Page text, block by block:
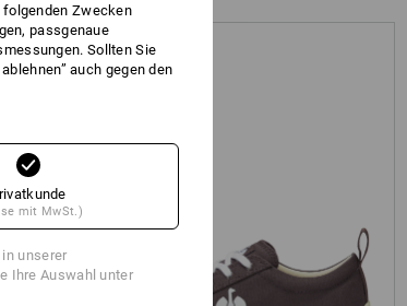
S1 Sicherheitsschuhe e.s. Yatala low
folgenden Zwecken
passgenaue
Sollten Sie
auch gegen den
mit MwSt.)
in unserer
Ihre Auswahl unter